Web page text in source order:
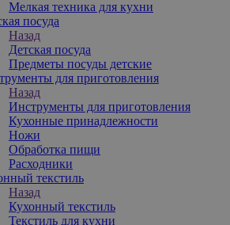
Мелкая техника для кухни
посуда
Назад
Детская посуда
Предметы посуды детские
для приготовления
Назад
Инструменты для приготовления
Кухонные принадлежности
Ножи
Обработка пищи
Расходники
текстиль
Назад
Кухонный текстиль
Текстиль для кухни